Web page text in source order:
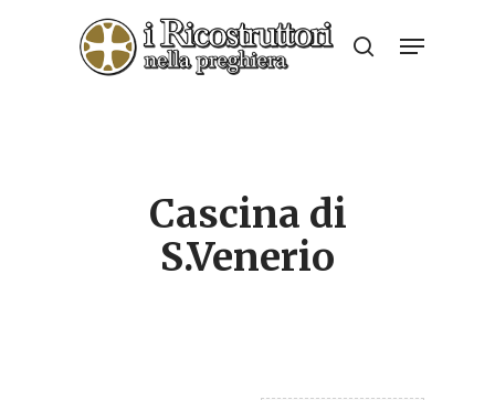
search
Menu
Cascina di
S.Venerio